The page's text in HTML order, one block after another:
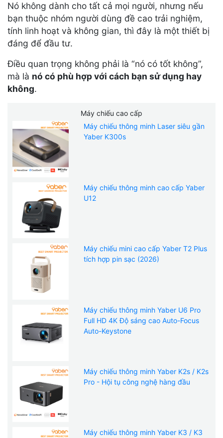
Nó không dành cho tất cả mọi người, nhưng nếu
bạn thuộc nhóm người dùng đề cao trải nghiệm,
tính linh hoạt và không gian, thì đây là một thiết bị
đáng để đầu tư.
Điều quan trọng không phải là “nó có tốt không”,
mà là nó có phù hợp với cách bạn sử dụng hay
không.
Máy chiếu cao cấp
Máy chiếu thông minh Laser siêu gần
Yaber K300s
Máy chiếu thông minh cao cấp Yaber
U12
Máy chiếu mini cao cấp Yaber T2 Plus
tích hợp pin sạc (2026)
Máy chiếu thông minh Yaber U6 Pro
Full HD 4K Độ sáng cao Auto-Focus
Auto-Keystone
Máy chiếu thông minh Yaber K2s / K2s
Pro - Hội tụ công nghệ hàng đầu
Máy chiếu thông minh Yaber K3 / K3